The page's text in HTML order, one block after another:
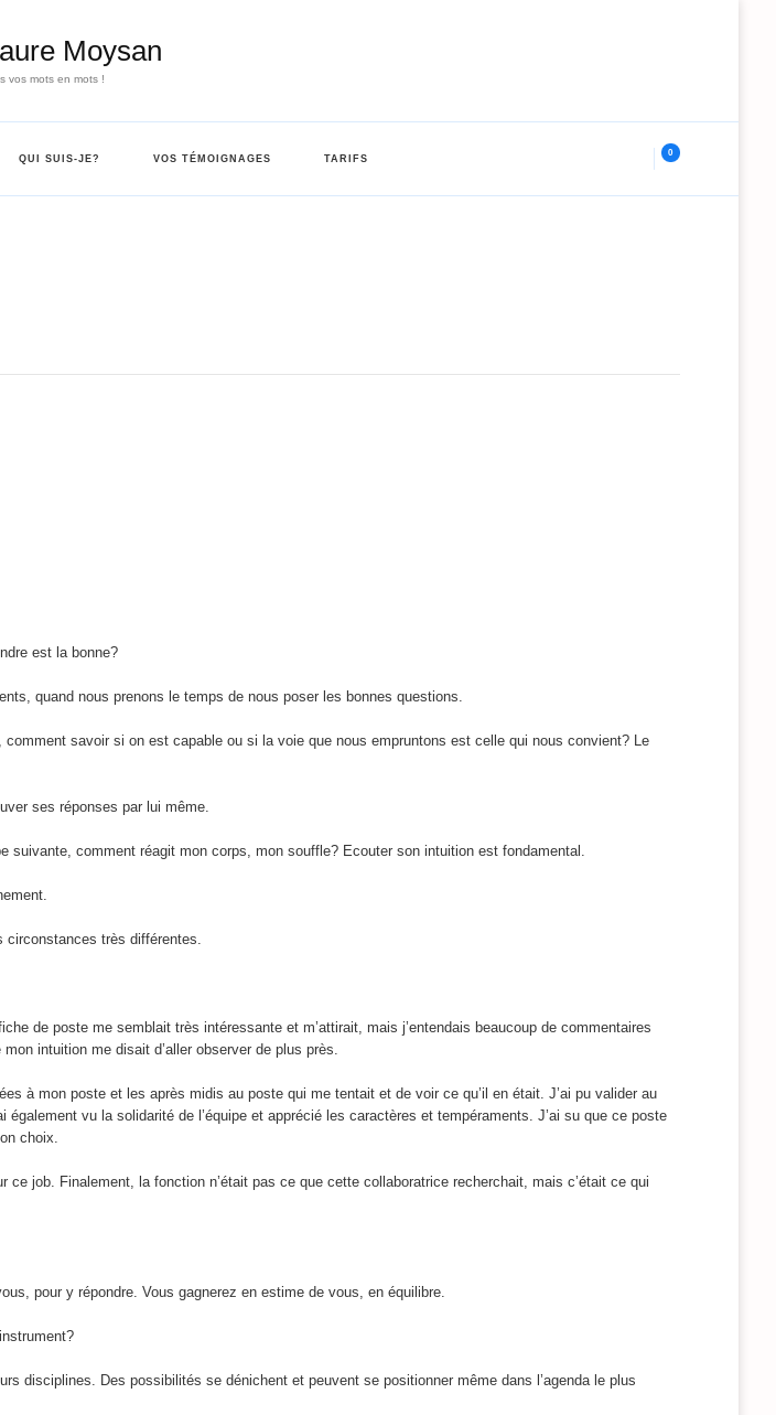
Moysan
vos mots en mots !
QUI SUIS-JE? VOS TÉMOIGNAGES TARIFS
0
est la bonne?
quand nous prenons le temps de nous poser les bonnes questions.
savoir si on est capable ou si la voie que nous empruntons est celle qui nous convient? Le
ses réponses par lui même.
suivante, comment réagit mon corps, mon souffle? Ecouter son intuition est fondamental.
circonstances très différentes.
de poste me semblait très intéressante et m’attirait, mais j’entendais beaucoup de commentaires
intuition me disait d’aller observer de plus près.
à mon poste et les après midis au poste qui me tentait et de voir ce qu’il en était. J’ai pu valider au
vu la solidarité de l’équipe et apprécié les caractères et tempéraments. J’ai su que ce poste
choix.
job. Finalement, la fonction n’était pas ce que cette collaboratrice recherchait, mais c’était ce qui
pour y répondre. Vous gagnerez en estime de vous, en équilibre.
disciplines. Des possibilités se dénichent et peuvent se positionner même dans l’agenda le plus